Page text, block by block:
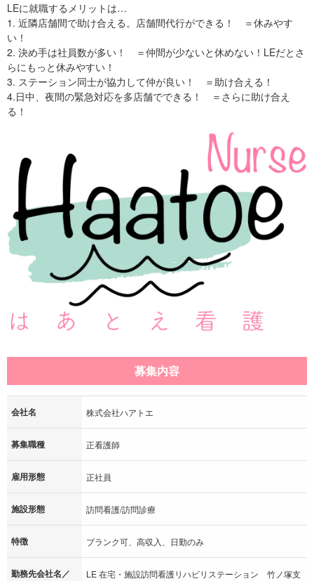
LEに就職するメリットは…
1. 近隣店舗間で助け合える。店舗間代行ができる！ ＝休みやす
い！
2. 決め手は社員数が多い！ ＝仲間が少ないと休めない！LEだとさ
らにもっと休みやすい！
3. ステーション同士が協力して仲が良い！ ＝助け合える！
4.日中、夜間の緊急対応を多店舗でできる！ ＝さらに助け合え
る！
募集内容
会社名 株式会社ハアトエ
募集職種 正看護師
雇用形態 正社員
施設形態 訪問看護/訪問診療
特徴 ブランク可、高収入、日勤のみ
勤務先会社名／
LE 在宅・施設訪問看護リハビリステーション 竹ノ塚支